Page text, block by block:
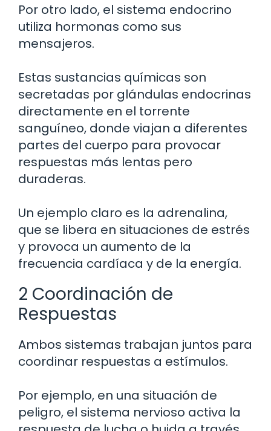
Por otro lado, el sistema endocrino
utiliza hormonas como sus
mensajeros.
Estas sustancias químicas son
secretadas por glándulas endocrinas
directamente en el torrente
sanguíneo, donde viajan a diferentes
partes del cuerpo para provocar
respuestas más lentas pero
duraderas.
Un ejemplo claro es la adrenalina,
que se libera en situaciones de estrés
y provoca un aumento de la
frecuencia cardíaca y de la energía.
2 Coordinación de
Respuestas
Ambos sistemas trabajan juntos para
coordinar respuestas a estímulos.
Por ejemplo, en una situación de
peligro, el sistema nervioso activa la